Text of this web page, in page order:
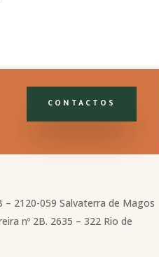
CONTACTOS
– 2120-059 Salvaterra de Magos
nº 2B. 2635 – 322 Rio de